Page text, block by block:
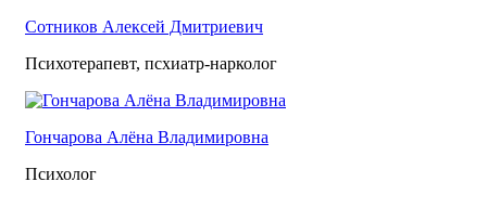
Сотников Алексей Дмитриевич
Психотерапевт, псхиатр-нарколог
Гончарова Алёна Владимировна
Психолог